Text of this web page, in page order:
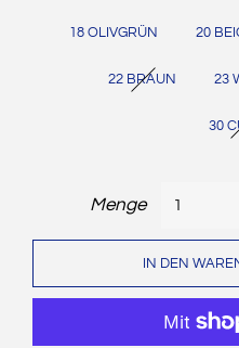
18 OLIVGRÜN 20
22 BRAUN 23
30
Menge
IN DEN